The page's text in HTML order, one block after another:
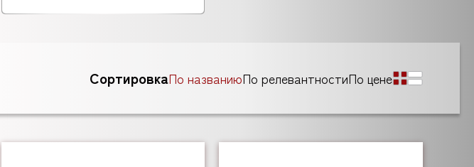
СортировкаПо названиюПо релевантностиПо цене